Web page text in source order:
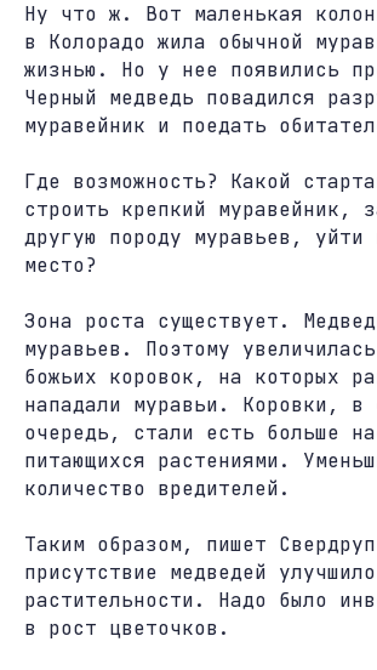
Ну что ж. Вот маленькая
в Колорадо жила обычной
жизнью. Но у нее появились
Черный медведь повадился
муравейник и поедать
Где возможность? Какой
строить крепкий муравейник,
другую породу муравьев, уйти
место?
Зона роста существует.
муравьев. Поэтому
божьих коровок, на которых
нападали муравьи. Коровки, в
очередь, стали есть больше
питающихся растениями.
количество вредителей.
Таким образом, пишет
присутствие медведей
растительности. Надо было
в рост цветочков.